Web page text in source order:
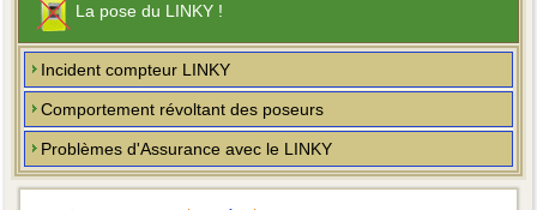
La pose du LINKY !
Incident compteur LINKY
Comportement révoltant des poseurs
Problèmes d'Assurance avec le LINKY